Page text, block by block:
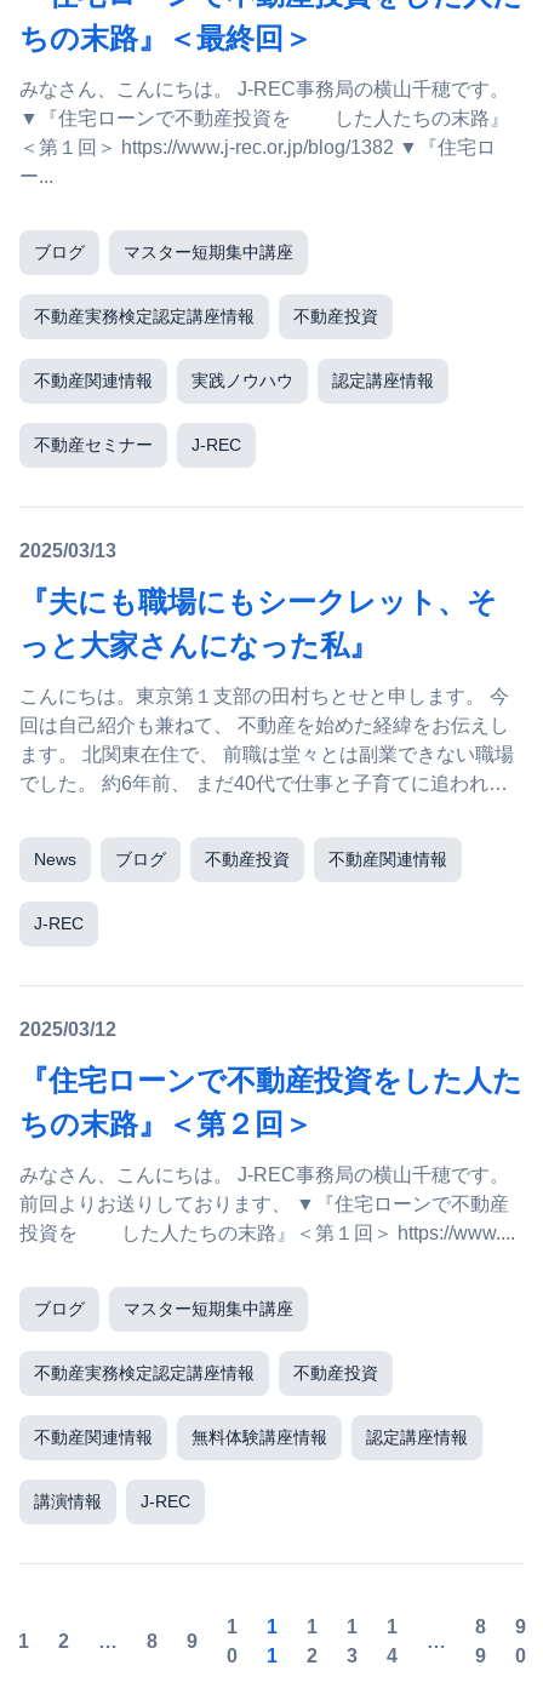
ちの末路』＜最終回＞
みなさん、こんにちは。 J-REC事務局の横山千穂です。
▼『住宅ローンで不動産投資を した人たちの末路』
＜第１回＞ https://www.j-rec.or.jp/blog/1382 ▼『住宅ロ
ー...
ブログ マスター短期集中講座
不動産実務検定認定講座情報 不動産投資
不動産関連情報 実践ノウハウ 認定講座情報
不動産セミナー J-REC
2025/03/13
『夫にも職場にもシークレット、そ
っと大家さんになった私』
こんにちは。東京第１支部の田村ちとせと申します。 今
回は自己紹介も兼ねて、 不動産を始めた経緯をお伝えし
ます。 北関東在住で、 前職は堂々とは副業できない職場
でした。 約6年前、 まだ40代で仕事と子育てに追われて
News ブログ 不動産投資 不動産関連情報
J-REC
2025/03/12
『住宅ローンで不動産投資をした人た
ちの末路』＜第２回＞
みなさん、こんにちは。 J-REC事務局の横山千穂です。
前回よりお送りしております、 ▼『住宅ローンで不動産
投資を した人たちの末路』＜第１回＞ https://www....
ブログ マスター短期集中講座
不動産実務検定認定講座情報 不動産投資
不動産関連情報 無料体験講座情報 認定講座情報
講演情報 J-REC
1 2 … 8 9
1
0
1
1
1
2
1
3
1
4
…
8
9
9
0